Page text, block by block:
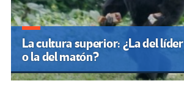
La cultura superior: ¿La del líder
o la del matón?